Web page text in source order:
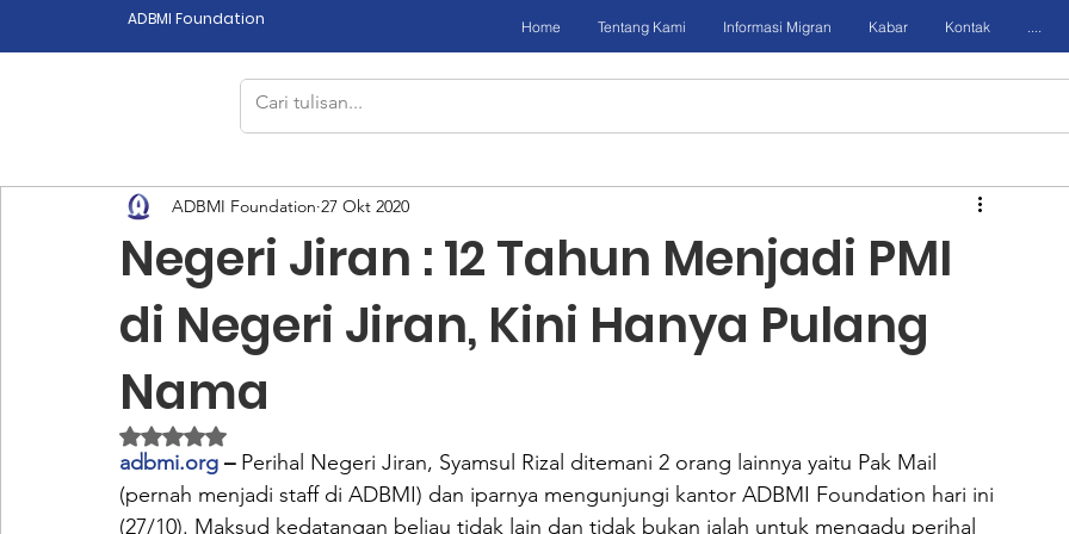
ADBMI Foundation Home Tentang Kami Informasi Migran Kabar Kontak ....
Negeri Jiran : 12 Tahun Menjadi PMI
di Negeri Jiran, Kini Hanya Pulang
Nama
ADBMI Foundation 27 Okt 2020
Dinilai NaN dari 5 bintang.
adbmi.org – Perihal Negeri Jiran, Syamsul Rizal ditemani 2 orang lainnya yaitu Pak Mail
(pernah menjadi staff di ADBMI) dan iparnya mengunjungi kantor ADBMI Foundation hari ini
(27/10). Maksud kedatangan beliau tidak lain dan tidak bukan ialah untuk mengadu perihal